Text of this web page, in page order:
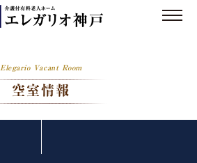
Elegario Vacant Room
空室情報